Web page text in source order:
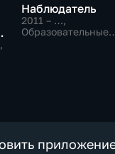
Наблюдатель
2011 – …,
Образовательные,